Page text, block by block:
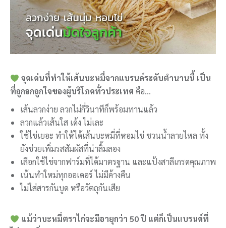
จุดเด่นที่ทำให้เส้นบะหมี่จากแบรนด์ระดับตำนานนี้ เป็น
ที่ถูกอกถูกใจของผู้บริโภคทั่วประเทศคือ…
เส้นลวกง่าย ลวกไม่กี่วินาทีก็พร้อมทานแล้ว
ลวกแล้วเส้นใส เด้ง ไม่เละ
ใช้ไข่เยอะ ทำให้ได้เส้นบะหมี่ที่หอมไข่ ชวนน้ำลายไหล ทั้ง
ยังช่วยเพิ่มรสสัมผัสที่น่าลิ้มลอง
เลือกใช้ไข่จากฟาร์มที่ได้มาตรฐาน และแป้งสาลีเกรดคุณภาพ
เน้นทำใหม่ทุกออเดอร์ ไม่มีค้างคืน
ไม่ใส่สารกันบูด หรือวัตถุกันเสีย
แม้ว่าบะหมี่ตราไก่จะมีอายุกว่า 50 ปี แต่ก็เป็นแบรนด์ที่